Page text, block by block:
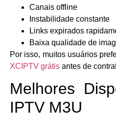
Canais offline
Instabilidade constante
Links expirados
Baixa qualidade de
Por isso, muitos usuários
XCIPTV grátis antes de
Melhores
IPTV M3U